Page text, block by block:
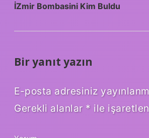
İZmir Bombasini Kim Buldu
Bir yanıt yazın
E-posta adresiniz
Gerekli alanlar * ile